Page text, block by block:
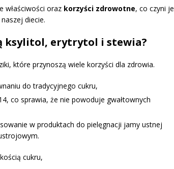
właściwości oraz korzyści zdrowotne, co czyni je
diecie.
ksylitol, erytrytol i stewia?
które przynoszą wiele korzyści dla zdrowia.
do tradycyjnego cukru,
co sprawia, że nie powoduje gwałtownych
w produktach do pielęgnacji jamy ustnej
cukru,